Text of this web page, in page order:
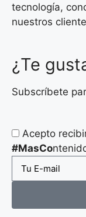
tecnología,
nuestros
¿Te
Subscríbete
Acepto
#MasCo